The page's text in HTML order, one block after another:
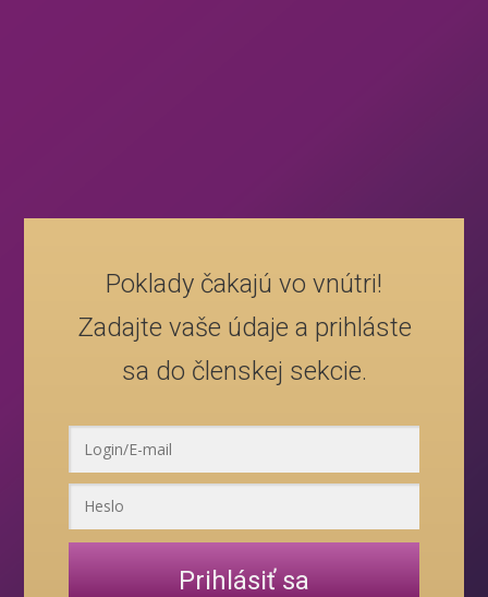
Poklady čakajú vo vnútri!
Zadajte vaše údaje a prihláste
sa do členskej sekcie.
Prihlásiť sa